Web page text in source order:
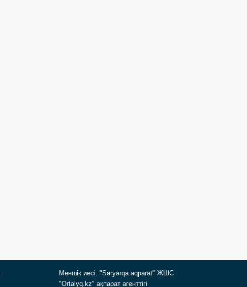
Меншік иесі: "Saryarqa aqparat" ЖШС
"Ortalyq.kz" ақпарат агенттігі